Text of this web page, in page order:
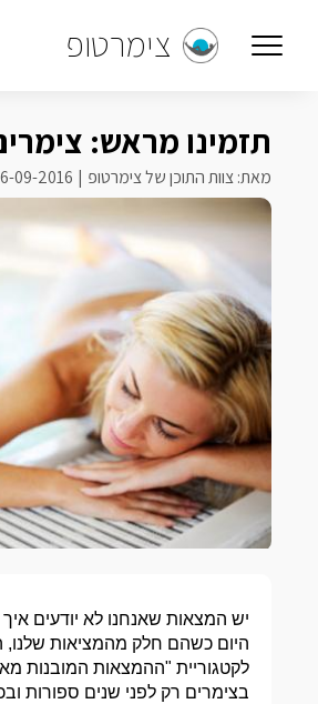
צימרטופ
תזמינו מראש:
מאת: צוות התוכן של צימרטופ 09-2016
יש המצאות שאנחנו לא יודעים
היום כשהם חלק מהמציאות שלנו,
לקטגוריית "ההמצאות המובנות
בצימרים רק לפני שנים ספורות